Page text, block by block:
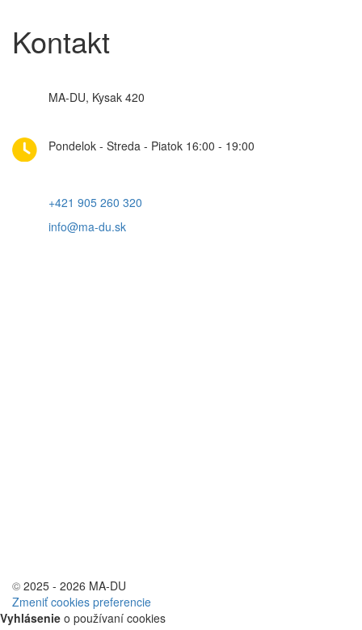
Kontakt
MA-DU, Kysak 420
Pondelok - Streda - Piatok 16:00 - 19:00
+421 905 260 320
info@ma-du.sk
© 2025 - 2026 MA-DU
Zmeniť cookies preferencie
Vyhlásenie o používaní cookies